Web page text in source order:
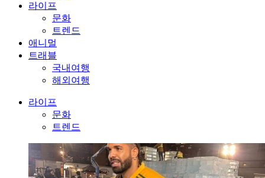
라이프
문화
트렌드
애니멀
트래블
국내여행
해외여행
라이프
문화
트렌드